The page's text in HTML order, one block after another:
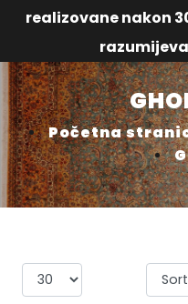
realizovane nakon
Početna